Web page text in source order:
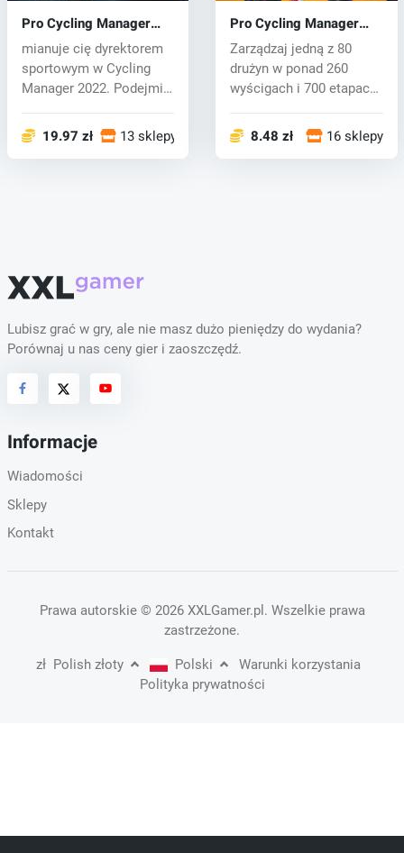
Pro Cycling Manager
2022 (PC) key
mianuje cię dyrektorem
sportowym w Cycling
Manager 2022. Podejmij
19.97 zł 13 sklepy
Pro Cycling Manager
2021 (PC) key
Zarządzaj jedną z 80
drużyn w ponad 260
wyścigach i 700 etapach.
8.48 zł 16 sklepy
Lubisz grać w gry, ale nie masz dużo pieniędzy do wydania?
Porównaj u nas ceny gier i zaoszczędź.
Informacje
Wiadomości
Sklepy
Kontakt
Prawa autorskie © 2026 XXLGamer.pl . Wszelkie prawa
zastrzeżone.
zł Polish złoty Polski
Warunki korzystania
Polityka prywatności